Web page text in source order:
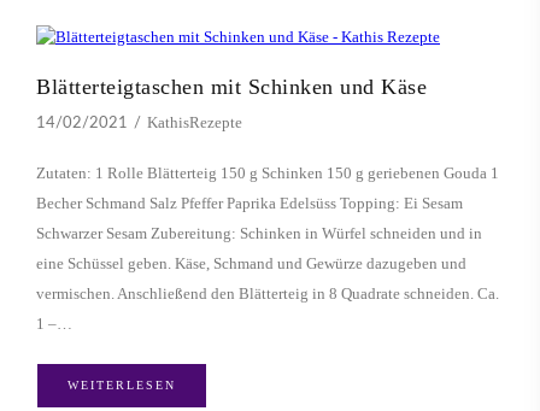
Blätterteigtaschen mit Schinken und Käse
14/02/2021 KathisRezepte
Zutaten: 1 Rolle Blätterteig 150 g Schinken 150 g geriebenen Gouda 1
Becher Schmand Salz Pfeffer Paprika Edelsüss Topping: Ei Sesam
Schwarzer Sesam Zubereitung: Schinken in Würfel schneiden und in
eine Schüssel geben. Käse, Schmand und Gewürze dazugeben und
vermischen. Anschließend den Blätterteig in 8 Quadrate schneiden. Ca.
1 –…
WEITERLESEN